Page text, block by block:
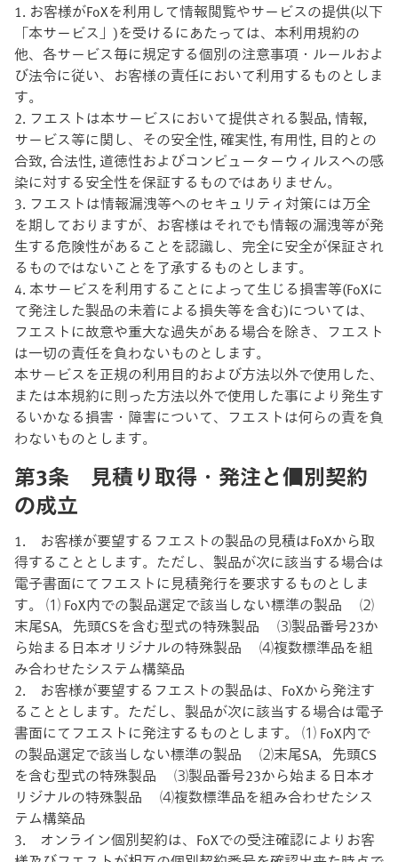
1. お客様がFoXを利用して情報閲覧やサービスの提供(以下
「本サービス」)を受けるにあたっては、本利用規約の
他、各サービス毎に規定する個別の注意事項・ルールおよ
び法令に従い、お客様の責任において利用するものとしま
す。
2. フエストは本サービスにおいて提供される製品, 情報,
サービス等に関し、その安全性, 確実性, 有用性, 目的との
合致, 合法性, 道徳性およびコンピューターウィルスへの感
染に対する安全性を保証するものではありません。
3. フエストは情報漏洩等へのセキュリティ対策には万全
を期しておりますが、お客様はそれでも情報の漏洩等が発
生する危険性があることを認識し、完全に安全が保証され
るものではないことを了承するものとします。
4. 本サービスを利用することによって生じる損害等(FoXに
て発注した製品の未着による損失等を含む)については、
フエストに故意や重大な過失がある場合を除き、フエスト
は一切の責任を負わないものとします。
本サービスを正規の利用目的および方法以外で使用した、
または本規約に則った方法以外で使用した事により発生す
るいかなる損害・障害について、フエストは何らの責を負
わないものとします。
第3条 見積り取得・発注と個別契約
の成立
1. お客様が要望するフエストの製品の見積はFoXから取
得することとします。ただし、製品が次に該当する場合は
電子書面にてフエストに見積発行を要求するものとしま
す。 ⑴ FoX内での製品選定で該当しない標準の製品 ⑵
末尾SA，先頭CSを含む型式の特殊製品 ⑶製品番号23か
ら始まる日本オリジナルの特殊製品 ⑷複数標準品を組
み合わせたシステム構築品
2. お客様が要望するフエストの製品は、FoXから発注す
ることとします。ただし、製品が次に該当する場合は電子
書面にてフエストに発注するものとします。 ⑴ FoX内で
の製品選定で該当しない標準の製品 ⑵末尾SA，先頭CS
を含む型式の特殊製品 ⑶製品番号23から始まる日本オ
リジナルの特殊製品 ⑷複数標準品を組み合わせたシス
テム構築品
3. オンライン個別契約は、FoXでの受注確認によりお客